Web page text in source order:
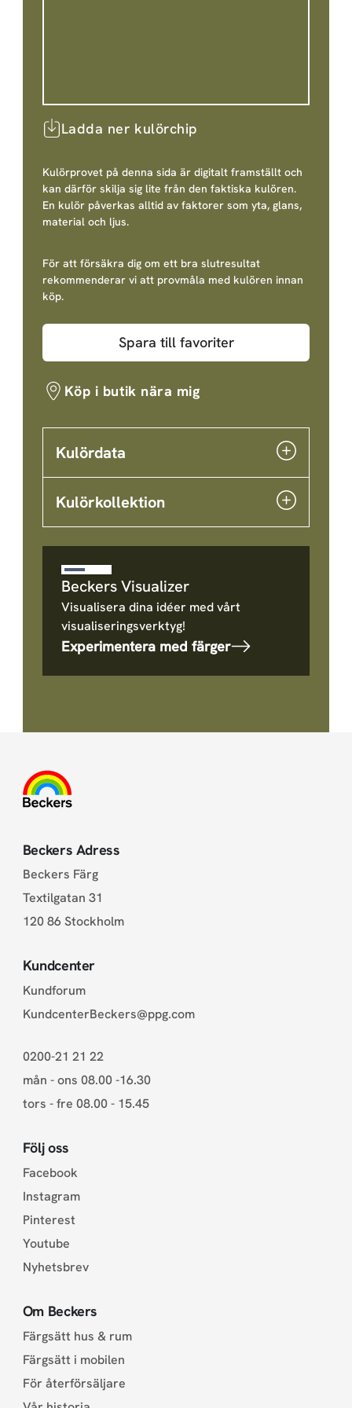
Ladda ner kulörchip
Kulörprovet på denna sida är digitalt framställt och
kan därför skilja sig lite från den faktiska kulören.
En kulör påverkas alltid av faktorer som yta, glans,
material och ljus.
För att försäkra dig om ett bra slutresultat
rekommenderar vi att provmåla med kulören innan
köp.
Spara till favoriter
Köp i butik nära mig
Kulördata
Kulörkollektion
Beckers Visualizer
Visualisera dina idéer med vårt
visualiseringsverktyg!
Experimentera med färger
Beckers Adress
Beckers Färg
Textilgatan 31
120 86 Stockholm
Kundcenter
Kundforum
KundcenterBeckers@ppg.com
0200-21 21 22
mån - ons 08.00 -16.30
tors - fre 08.00 - 15.45
Följ oss
Facebook
Instagram
Pinterest
Youtube
Nyhetsbrev
Om Beckers
Färgsätt hus & rum
Färgsätt i mobilen
För återförsäljare